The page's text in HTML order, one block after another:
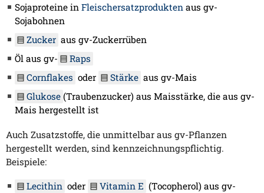
Sojaproteine in Fleischersatzprodukten aus gv-
Sojabohnen
Zucker aus gv-Zuckerrüben
Öl aus gv-
Raps
Cornflakes oder Stärke aus gv-Mais
Glukose (Traubenzucker) aus Maisstärke, die aus gv-
Mais hergestellt ist
Auch Zusatzstoffe, die unmittelbar aus gv-Pflanzen
hergestellt werden, sind kennzeichnungspflichtig.
Beispiele:
Lecithin oder Vitamin E (Tocopherol) aus gv-